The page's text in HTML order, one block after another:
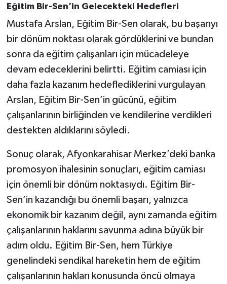
Eğitim Bir-Sen’in Gelecekteki Hedefleri
Mustafa Arslan, Eğitim Bir-Sen olarak, bu başarıyı
bir dönüm noktası olarak gördüklerini ve bundan
sonra da eğitim çalışanları için mücadeleye
devam edeceklerini belirtti. Eğitim camiası için
daha fazla kazanım hedeflediklerini vurgulayan
Arslan, Eğitim Bir-Sen’in gücünü, eğitim
çalışanlarının birliğinden ve kendilerine verdikleri
destekten aldıklarını söyledi.
Sonuç olarak, Afyonkarahisar Merkez’deki banka
promosyon ihalesinin sonuçları, eğitim camiası
için önemli bir dönüm noktasıydı. Eğitim Bir-
Sen’in kazandığı bu önemli başarı, yalnızca
ekonomik bir kazanım değil, aynı zamanda eğitim
çalışanlarının haklarını savunma adına büyük bir
adım oldu. Eğitim Bir-Sen, hem Türkiye
genelindeki sendikal hareketin hem de eğitim
çalışanlarının hakları konusunda öncü olmaya